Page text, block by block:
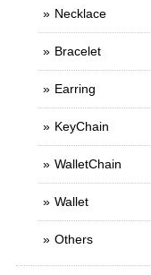
Necklace
Bracelet
Earring
KeyChain
WalletChain
Wallet
Others